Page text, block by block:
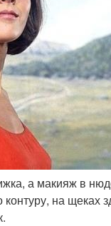
а макияж в
на